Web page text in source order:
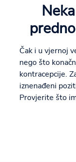
Čak i u vjernoj
nego što
kontracepcije.
iznenađeni
Provjerite što